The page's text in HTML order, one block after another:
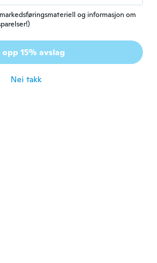
· 3 omtaler
og informasjon om
opp 15% avslag
Nei takk